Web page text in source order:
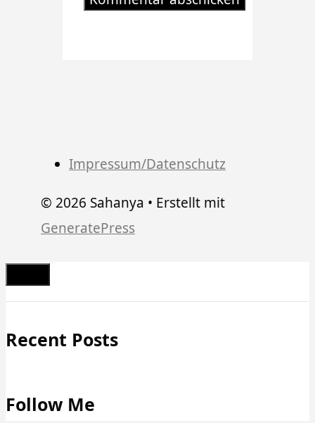
Impressum/Datenschutz
© 2026 Sahanya • Erstellt mit
GeneratePress
Schließen
Recent Posts
Follow Me